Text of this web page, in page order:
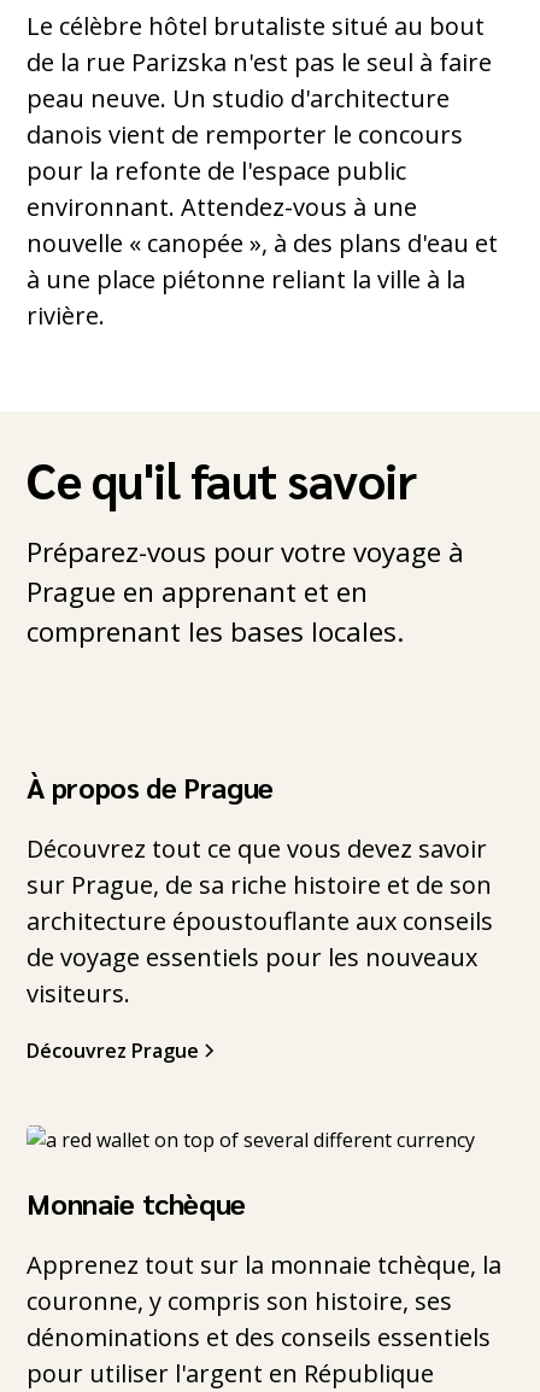
Le célèbre hôtel brutaliste situé au bout
de la rue Parizska n'est pas le seul à faire
peau neuve. Un studio d'architecture
danois vient de remporter le concours
pour la refonte de l'espace public
environnant. Attendez-vous à une
nouvelle « canopée », à des plans d'eau et
à une place piétonne reliant la ville à la
rivière.
Ce qu'il faut savoir
Préparez-vous pour votre voyage à
Prague en apprenant et en
comprenant les bases locales.
À propos de Prague
Découvrez tout ce que vous devez savoir
sur Prague, de sa riche histoire et de son
architecture époustouflante aux conseils
de voyage essentiels pour les nouveaux
visiteurs.
Découvrez Prague
Monnaie tchèque
Apprenez tout sur la monnaie tchèque, la
couronne, y compris son histoire, ses
dénominations et des conseils essentiels
pour utiliser l'argent en République